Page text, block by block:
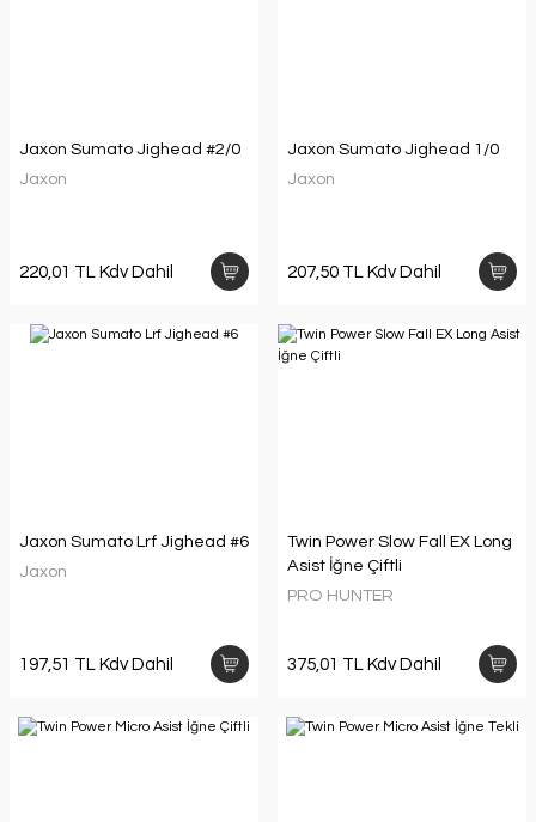
Jaxon Sumato Jighead #2/0
Jaxon
220,01 TL Kdv Dahil
Jaxon Sumato Jighead 1/0
Jaxon
207,50 TL Kdv Dahil
Jaxon Sumato Lrf Jighead #6
Jaxon
197,51 TL Kdv Dahil
Twin Power Slow Fall EX Long
Asist İğne Çiftli
PRO HUNTER
375,01 TL Kdv Dahil